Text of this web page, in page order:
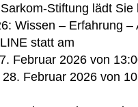
Stiftung lädt
Wissen – Erfahrung –
statt am
Februar 2026 von
Februar 2026 von